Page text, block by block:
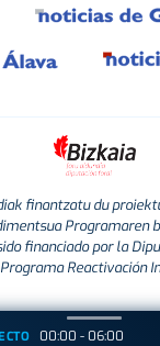
finantzatu du
Programaren
financiado por la
Reactivación
00:00 - 06:00